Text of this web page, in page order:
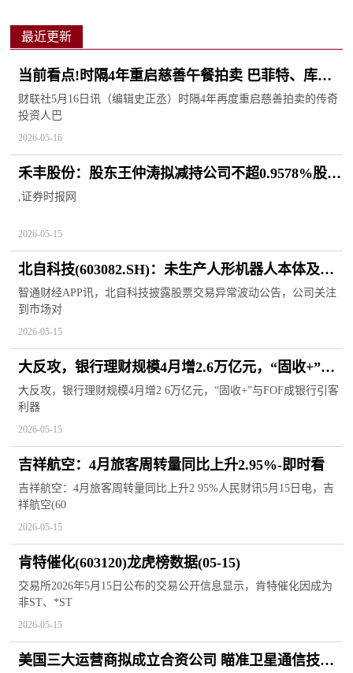
最近更新
当前看点!时隔4年重启慈善午餐拍卖 巴菲特、库里
合力砍下900万美元善款
财联社5月16日讯（编辑史正丞）时隔4年再度重启慈善拍卖的传奇
投资人巴
2026-05-16
禾丰股份：股东王仲涛拟减持公司不超0.9578%股
份|动态焦点
,证券时报网
2026-05-15
北自科技(603082.SH)：未生产人形机器人本体及零
部件
智通财经APP讯，北自科技披露股票交易异常波动公告，公司关注
到市场对
2026-05-15
大反攻，银行理财规模4月增2.6万亿元，“固收+”与
FOF成银行引客利器-今日精选
大反攻，银行理财规模4月增2 6万亿元，“固收+”与FOF成银行引客
利器
2026-05-15
吉祥航空：4月旅客周转量同比上升2.95%-即时看
吉祥航空：4月旅客周转量同比上升2 95%人民财讯5月15日电，吉
祥航空(60
2026-05-15
肯特催化(603120)龙虎榜数据(05-15)
交易所2026年5月15日公布的交易公开信息显示，肯特催化因成为
非ST、*ST
2026-05-15
美国三大运营商拟成立合资公司 瞄准卫星通信技术